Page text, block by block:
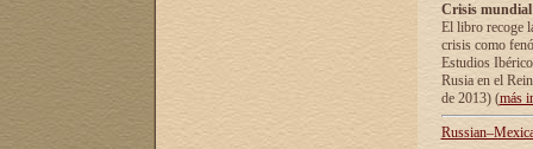
Crisis
El libro recoge
crisis como
Estudios
Rusia en el
de 2013) (más